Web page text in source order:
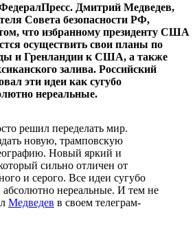
Дмитрий Медведев,
Совета безопасности РФ,
что избранному президенту США
осуществить свои планы по
и Гренландии к США, а также
залива. Российский
эти идеи как сугубо
нереальные.
решил переделать мир.
новую, трамповскую
Новый яркий и
сильно отличен от
и серого. Все идеи сугубо
абсолютно нереальные. И тем не
Медведев в своем телеграм-